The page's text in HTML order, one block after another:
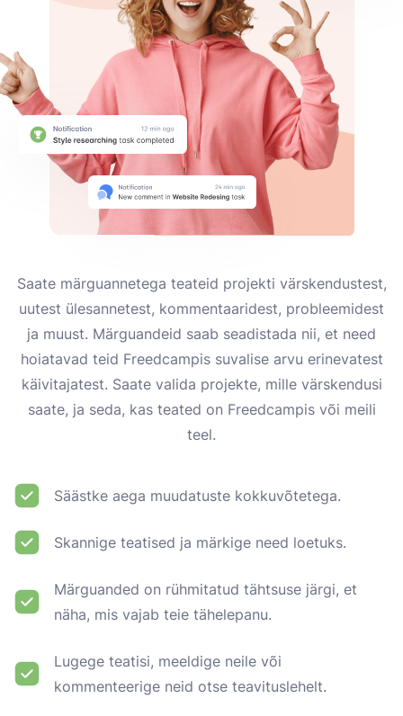
Saate märguannetega teateid projekti värskendustest,
uutest ülesannetest, kommentaaridest, probleemidest
ja muust. Märguandeid saab seadistada nii, et need
hoiatavad teid Freedcampis suvalise arvu erinevatest
käivitajatest. Saate valida projekte, mille värskendusi
saate, ja seda, kas teated on Freedcampis või meili
teel.
Säästke aega muudatuste kokkuvõtetega.
Skannige teatised ja märkige need loetuks.
Märguanded on rühmitatud tähtsuse järgi, et
näha, mis vajab teie tähelepanu.
Lugege teatisi, meeldige neile või
kommenteerige neid otse teavituslehelt.